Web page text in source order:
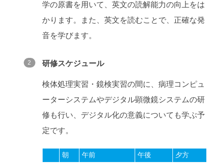
学の原書を用いて、英文の読解能力の向上をは
かります。また、英文を読むことで、正確な発
音を学びます。
研修スケジュール
検体処理実習・鏡検実習の間に、病理コンピュ
ーターシステムやデジタル顕微鏡システムの研
修も行い、デジタル化の意義についても学ぶ予
定です。
朝 午前 午後 夕方